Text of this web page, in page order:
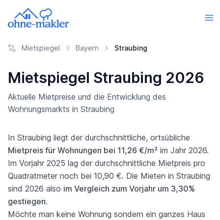
Mietspiegel Bayern Straubing
Mietspiegel Straubing 2026
Aktuelle Mietpreise und die Entwicklung des
Wohnungsmarkts in Straubing
In Straubing liegt der durchschnittliche, ortsübliche
Mietpreis für Wohnungen bei 11,26 €/m² im Jahr 2026.
Im Vorjahr 2025 lag der durchschnittliche Mietpreis pro
Quadratmeter noch bei 10,90 €. Die Mieten in Straubing
sind 2026 also im Vergleich zum Vorjahr um 3,30%
gestiegen.
Möchte man keine Wohnung sondern ein ganzes Haus